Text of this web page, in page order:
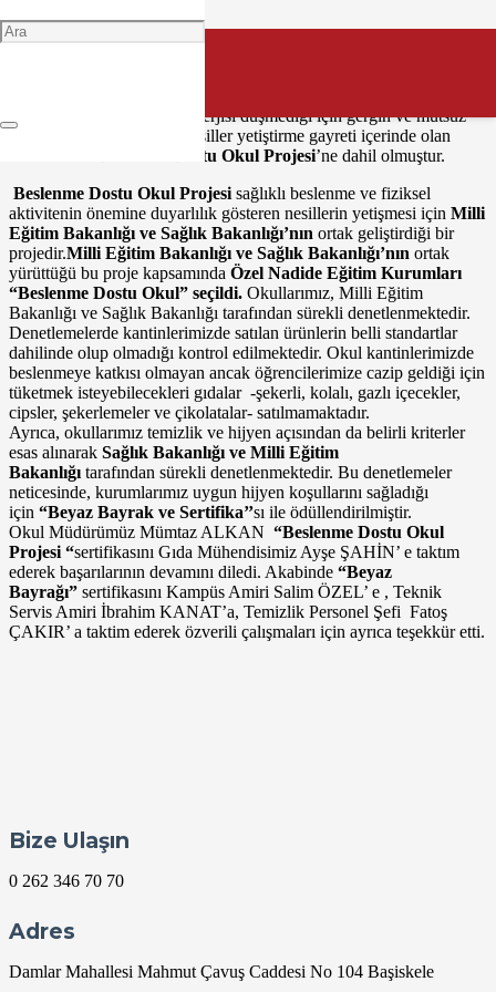
Sağlıklı beslenme ve fiziksel olarak aktif olabilme çocukluk
gelmez ve gün içerisinde enerjisi düşmediği için gergin ve mutsuz
olmaz. Sağlıklı ve mutlu nesiller yetiştirme gayreti içerinde olan
Beslenme Dostu Okul Projesi’ne dahil olmuştur.
Beslenme Dostu Okul Projesi sağlıklı beslenme ve fiziksel
aktivitenin önemine duyarlılık gösteren nesillerin yetişmesi için Milli
Eğitim Bakanlığı ve Sağlık Bakanlığı’nın ortak geliştirdiği bir
projedir.Milli Eğitim Bakanlığı ve Sağlık Bakanlığı’nın ortak
yürüttüğü bu proje kapsamında Özel Nadide Eğitim Kurumları
“Beslenme Dostu Okul” seçildi. Okullarımız, Milli Eğitim
Bakanlığı ve Sağlık Bakanlığı tarafından sürekli denetlenmektedir.
Denetlemelerde kantinlerimizde satılan ürünlerin belli standartlar
dahilinde olup olmadığı kontrol edilmektedir. Okul kantinlerimizde
beslenmeye katkısı olmayan ancak öğrencilerimize cazip geldiği için
tüketmek isteyebilecekleri gıdalar -şekerli, kolalı, gazlı içecekler,
cipsler, şekerlemeler ve çikolatalar- satılmamaktadır.
Ayrıca, okullarımız temizlik ve hijyen açısından da belirli kriterler
esas alınarak Sağlık Bakanlığı ve Milli Eğitim
Bakanlığı tarafından sürekli denetlenmektedir. Bu denetlemeler
neticesinde, kurumlarımız uygun hijyen koşullarını sağladığı
için “Beyaz Bayrak ve Sertifika’’sı ile ödüllendirilmiştir.
Okul Müdürümüz Mümtaz ALKAN “Beslenme Dostu Okul
Projesi “sertifikasını Gıda Mühendisimiz Ayşe ŞAHİN’ e taktım
ederek başarılarının devamını diledi. Akabinde “Beyaz
Bayrağı” sertifikasını Kampüs Amiri Salim ÖZEL’ e , Teknik
Servis Amiri İbrahim KANAT’a, Temizlik Personel Şefi Fatoş
ÇAKIR’ a taktim ederek özverili çalışmaları için ayrıca teşekkür etti.
Bize Ulaşın
0 262 346 70 70
Adres
Damlar Mahallesi Mahmut Çavuş Caddesi No 104 Başiskele